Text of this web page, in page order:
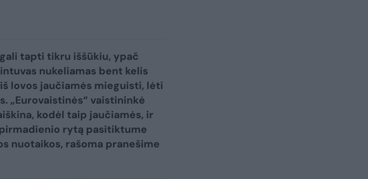
tapti tikru iššūkiu, ypač
nukeliamas bent kelis
lovos jaučiamės mieguisti, lėti
„Eurovaistinės“ vaistininkė
kodėl taip jaučiamės, ir
rytą pasitiktume
nuotaikos, rašoma pranešime